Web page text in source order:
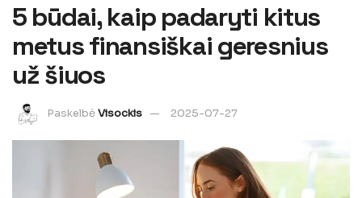
5 būdai, kaip padaryti kitus
metus finansiškai geresnius
už šiuos
PaskelbėVisockis 2025-07-27